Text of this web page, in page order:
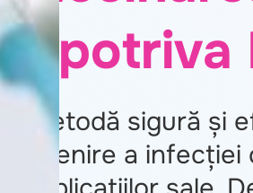
împotriva
O metodă sigură și
prevenire a infecției